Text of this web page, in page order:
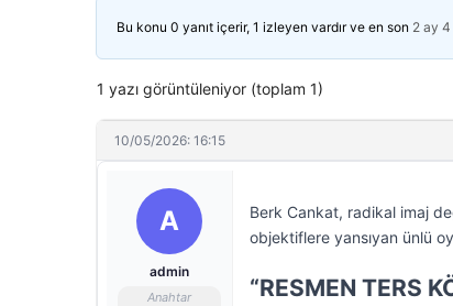
Bu konu 0 yanıt içerir, 1 izleyen vardır ve en son 2 ay
1 yazı görüntüleniyor (toplam 1)
10/05/2026: 16:15
A
admin
Anahtar
Berk Cankat, radikal imaj
objektiflere yansıyan ünlü
“RESMEN TERS